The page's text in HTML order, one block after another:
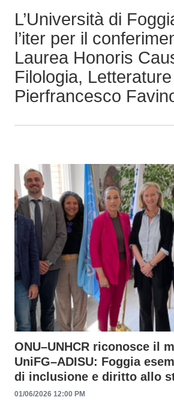
r
i
n
c
i
a
L’Università di
l’iter per il
Laurea Honoris
Filologia,
Pierfrancesco
ONU–UNHCR riconosce il
UniFG–ADISU: Foggia
di inclusione e diritto allo
01/06/2026 12:00 PM